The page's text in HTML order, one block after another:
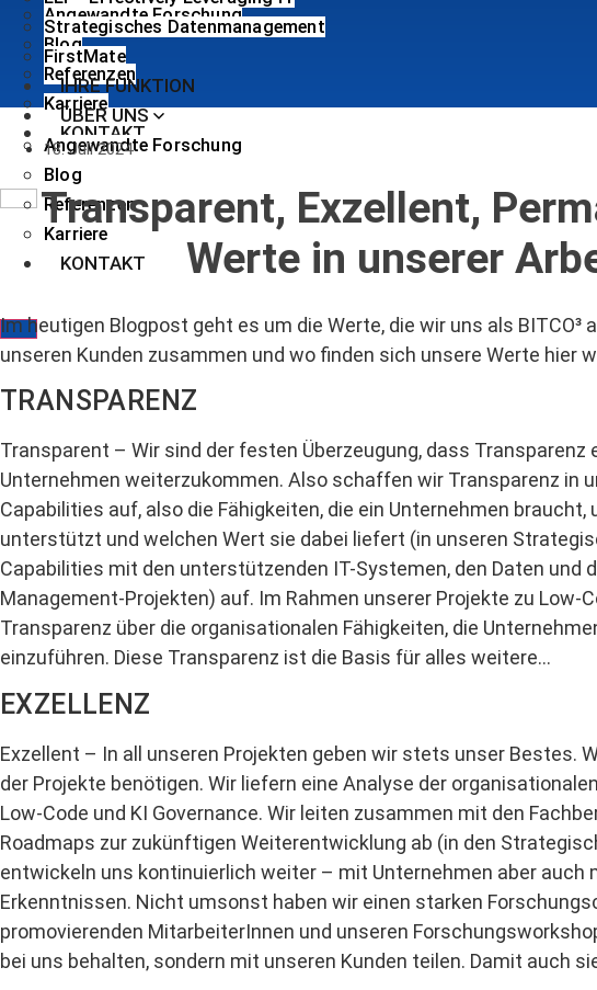
Angewandte Forschung
Blog
Referenzen
Karriere
KONTAKT
Strategisches Datenmanagement
FirstMate
IHRE FUNKTION
ÜBER UNS
Angewandte Forschung
Blog
Referenzen
Karriere
KONTAKT
18. Juli 2024
Transparent, Exzellent,
Werte in unserer
Im heutigen Blogpost geht es um die Werte, die wir uns als
unseren Kunden zusammen und wo finden sich unsere Werte hier
TRANSPARENZ
Transparent – Wir sind der festen Überzeugung, dass
Unternehmen weiterzukommen. Also schaffen wir Transparenz in
Capabilities auf, also die Fähigkeiten, die ein Unternehmen
unterstützt und welchen Wert sie dabei liefert (in unseren
Capabilities mit den unterstützenden IT-Systemen, den Daten
Management-Projekten) auf. Im Rahmen unserer Projekte zu
Transparenz über die organisationalen Fähigkeiten, die
einzuführen. Diese Transparenz ist die Basis für alles weitere…
EXZELLENZ
Exzellent – In all unseren Projekten geben wir stets unser Bestes.
der Projekte benötigen. Wir liefern eine Analyse der
Low-Code und KI Governance. Wir leiten zusammen mit den
Roadmaps zur zukünftigen Weiterentwicklung ab (in den
entwickeln uns kontinuierlich weiter – mit Unternehmen aber
Erkenntnissen. Nicht umsonst haben wir einen starken
promovierenden MitarbeiterInnen und unseren
bei uns behalten, sondern mit unseren Kunden teilen. Damit auch